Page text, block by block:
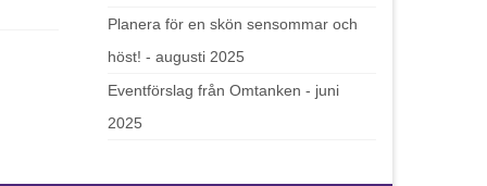
Planera för en skön sensommar och
höst! - augusti 2025
Eventförslag från Omtanken - juni
2025